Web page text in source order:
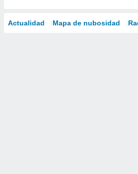
Actualidad Mapa de nubosidad